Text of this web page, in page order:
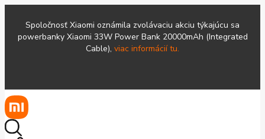
Spoločnosť Xiaomi oznámila zvolávaciu akciu týkajúcu sa
powerbanky Xiaomi 33W Power Bank 20000mAh (Integrated
Cable), viac informácií tu.